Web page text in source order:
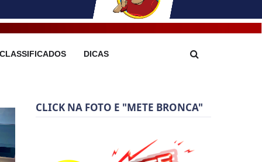
CLASSIFICADOS DICAS
CLICK NA FOTO E "METE BRONCA"